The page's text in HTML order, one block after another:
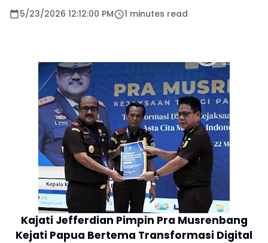
5/23/2026 12:12:00 PM 1 minutes read
Kajati Jefferdian Pimpin Pra Musrenbang
Kejati Papua Bertema Transformasi Digital